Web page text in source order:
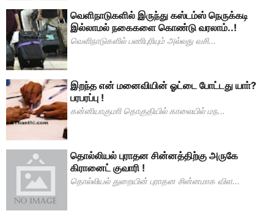
வெளிநாடுகளில் இருந்து கஸ்டம்ஸ் நெருக்கடி
இல்லாமல் நகைகளை கொண்டு வரலாம்..!
வெளிநாடுகளில் பணிபுரியும் அல்லது வசி...
இறந்த என் மனைவியின் ஓட்டை போட்டது யாா்?
பரபரப்பு !
கன்னியாகுமாி தொகுதியில் காலையில் மந...
தொல்லியல் புராதன சின்னத்திற்கு அருகே
கிரானைட் குவாரி !
தொல்லியல் துறையின் புராதன சின்னமாக விள...